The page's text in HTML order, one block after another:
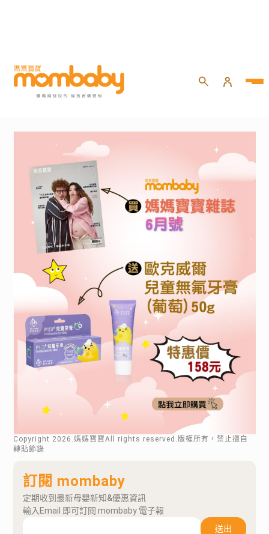
Copyright 2026 .媽媽寶寶All rights reserved.版權所有，禁止擅自
轉貼節錄
訂閱 mombaby
定期收到最新母嬰新知&優惠資訊
輸入Email 即可訂閱 mombaby 電子報
送出